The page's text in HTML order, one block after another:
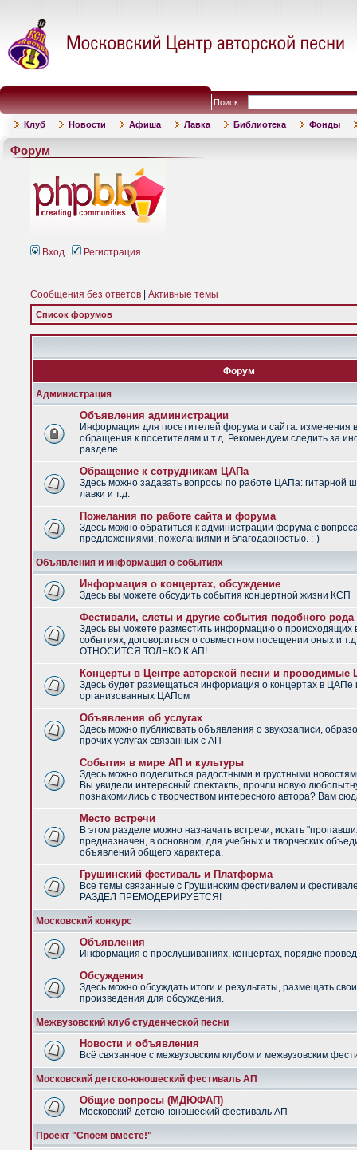
Поиск:
Клуб Новости Афиша Лавка Библиотека Фонды
Форум
Вход Регистрация
Сообщения без ответов Активные темы
Список форумов
Форум
Администрация
Объявления администрации
Информация для посетителей форума и сайта: изменения
обращения к посетителям и т.д. Рекомендуем следить за
разделе.
Обращение к сотрудникам ЦАПа
Здесь можно задавать вопросы по работе ЦАПа: гитарной
лавки и т.д.
Пожелания по работе сайта и форума
Здесь можно обратиться к администрации форума с
предложениями, пожеланиями и благодарностью. :-)
Объявления и информация о событиях
Информация о концертах, обсуждение
Здесь вы можете обсудить события концертной жизни КСП
Фестивали, слеты и другие события подобного рода
Здесь вы можете разместить информацию о
событиях, договориться о совместном посещении оных и
ОТНОСИТСЯ ТОЛЬКО К АП!
Концерты в Центре авторской песни и
Здесь будет размещаться информация о концертах в ЦАПе
организованных ЦАПом
Объявления об услугах
Здесь можно публиковать объявления о звукозаписи,
прочих услугах связанных с АП
События в мире АП и культуры
Здесь можно поделиться радостными и грустными
Вы увидели интересный спектакль, прочли новую
познакомились с творчеством интересного автора? Вам
Место встречи
В этом разделе можно назначать встречи, искать
предназначен, в основном, для учебных и творческих
объявлений общего характера.
Грушинский фестиваль и Платформа
Все темы связанные с Грушинским фестивалем и
РАЗДЕЛ ПРЕМОДЕРИРУЕТСЯ!
Московский конкурс
Объявления
Информация о прослушиваниях, концертах, порядке
Обсуждения
Здесь можно обсуждать итоги и результаты, размещать
произведения для обсуждения.
Межвузовский клуб студенческой песни
Новости и объявления
Всё связанное с межвузовским клубом и межвузовским
Московский детско-юношеский фестиваль АП
Общие вопросы (МДЮФАП)
Московский детско-юношеский фестиваль АП
Проект "Споем вместе!"